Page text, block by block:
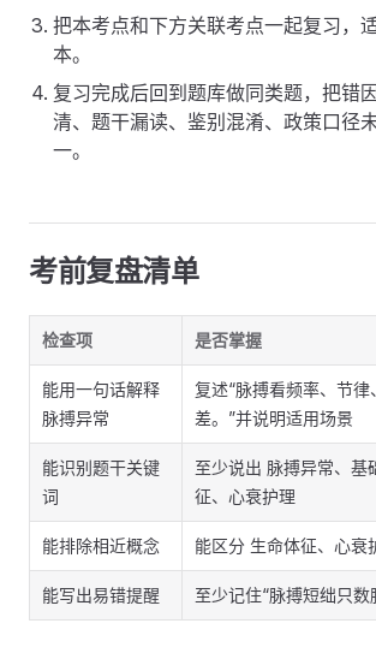
把本考点和下方关联考点一起复习，
本。
复习完成后回到题库做同类题，把错
清、题干漏读、鉴别混淆、政策口径
一。
考前复盘清单
检查项 是否掌握
能用一句话解释
脉搏异常
复述“脉搏看频率、节
差。”并说明适用场景
能识别题干关键
词
至少说出 脉搏异常、基
征、心衰护理
能排除相近概念 能区分 生命体征、心衰
能写出易错提醒 至少记住“脉搏短绌只数